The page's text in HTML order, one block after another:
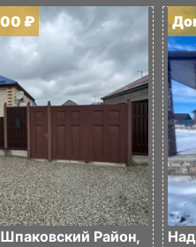
₽
Район,